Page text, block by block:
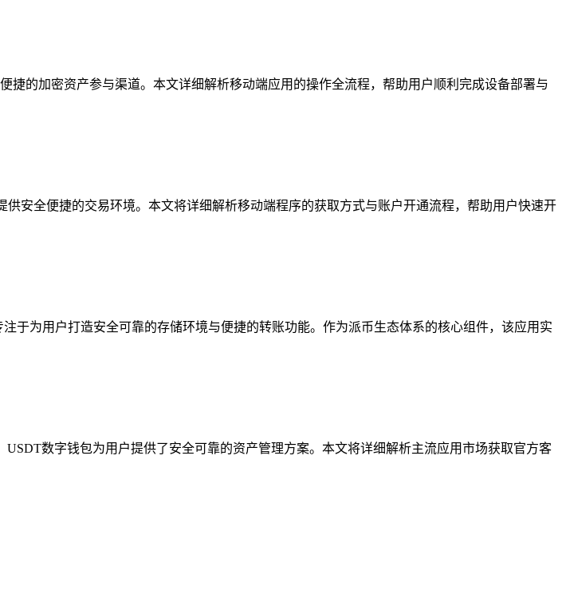
捷的加密资产参与渠道。本文详细解析移动端应用的操作全流程，帮助用户顺利完成设备部署与
安全便捷的交易环境。本文将详细解析移动端程序的获取方式与账户开通流程，帮助用户快速开
于为用户打造安全可靠的存储环境与便捷的转账功能。作为派币生态体系的核心组件，该应用实
数字钱包为用户提供了安全可靠的资产管理方案。本文将详细解析主流应用市场获取官方客